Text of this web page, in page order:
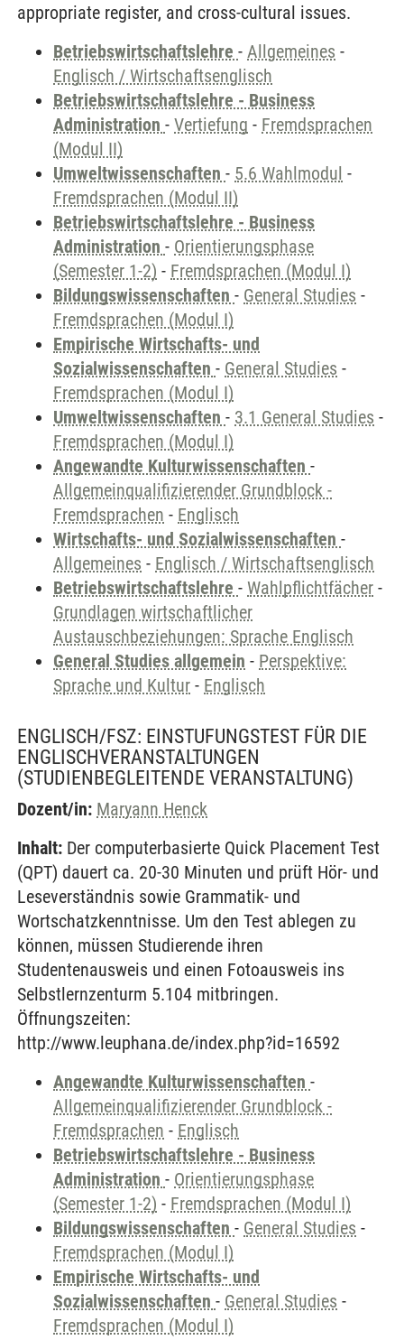
appropriate register, and cross-cultural issues.
Betriebswirtschaftslehre - Allgemeines -
Englisch / Wirtschaftsenglisch
Betriebswirtschaftslehre - Business
Administration - Vertiefung - Fremdsprachen
(Modul II)
Umweltwissenschaften - 5.6 Wahlmodul -
Fremdsprachen (Modul II)
Betriebswirtschaftslehre - Business
Administration - Orientierungsphase
(Semester 1-2) - Fremdsprachen (Modul I)
Bildungswissenschaften - General Studies -
Fremdsprachen (Modul I)
Empirische Wirtschafts- und
Sozialwissenschaften - General Studies -
Fremdsprachen (Modul I)
Umweltwissenschaften - 3.1 General Studies -
Fremdsprachen (Modul I)
Angewandte Kulturwissenschaften -
Allgemeinqualifizierender Grundblock -
Fremdsprachen - Englisch
Wirtschafts- und Sozialwissenschaften -
Allgemeines - Englisch / Wirtschaftsenglisch
Betriebswirtschaftslehre - Wahlpflichtfächer -
Grundlagen wirtschaftlicher
Austauschbeziehungen: Sprache Englisch
General Studies allgemein - Perspektive:
Sprache und Kultur - Englisch
ENGLISCH/FSZ: EINSTUFUNGSTEST FÜR DIE
ENGLISCHVERANSTALTUNGEN
(STUDIENBEGLEITENDE VERANSTALTUNG)
Dozent/in: Maryann Henck
Inhalt: Der computerbasierte Quick Placement Test
(QPT) dauert ca. 20-30 Minuten und prüft Hör- und
Leseverständnis sowie Grammatik- und
Wortschatzkenntnisse. Um den Test ablegen zu
können, müssen Studierende ihren
Studentenausweis und einen Fotoausweis ins
Selbstlernzenturm 5.104 mitbringen.
Öffnungszeiten:
http://www.leuphana.de/index.php?id=16592
Angewandte Kulturwissenschaften -
Allgemeinqualifizierender Grundblock -
Fremdsprachen - Englisch
Betriebswirtschaftslehre - Business
Administration - Orientierungsphase
(Semester 1-2) - Fremdsprachen (Modul I)
Bildungswissenschaften - General Studies -
Fremdsprachen (Modul I)
Empirische Wirtschafts- und
Sozialwissenschaften - General Studies -
Fremdsprachen (Modul I)